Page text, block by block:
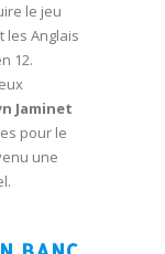
le jeu
les Anglais
12.
Jaminet
pour le
une